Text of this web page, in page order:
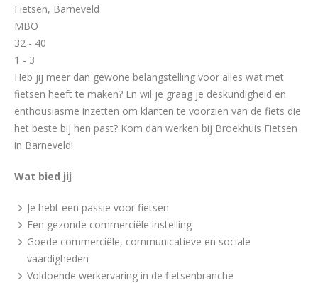
Fietsen, Barneveld
MBO
32 - 40
1 - 3
Heb jij meer dan gewone belangstelling voor alles wat met
fietsen heeft te maken? En wil je graag je deskundigheid en
enthousiasme inzetten om klanten te voorzien van de fiets die
het beste bij hen past? Kom dan werken bij Broekhuis Fietsen
in Barneveld!
Wat bied jij
Je hebt een passie voor fietsen
Een gezonde commerciële instelling
Goede commerciële, communicatieve en sociale
vaardigheden
Voldoende werkervaring in de fietsenbranche